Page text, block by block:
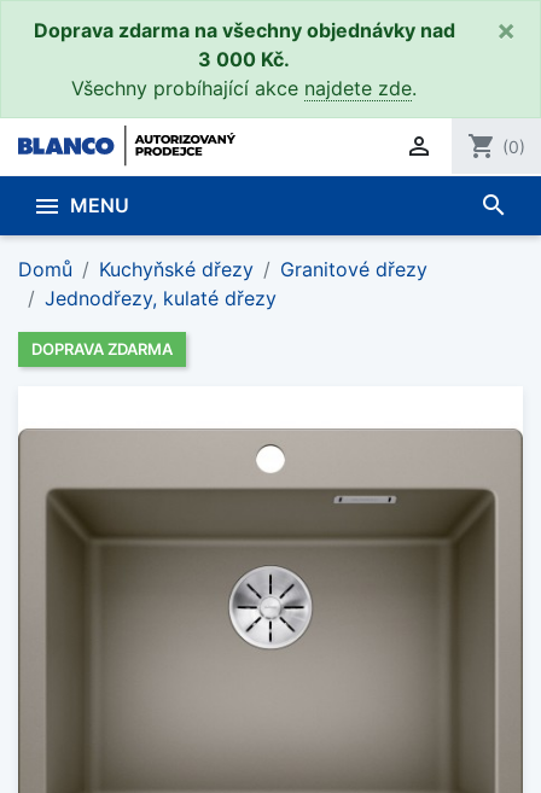
Doprava zdarma na všechny objednávky nad
3 000 Kč.
Všechny probíhající akce najdete zde.
×
 shopping_cart (0)
 MENU search
Domů Kuchyňské dřezy
Granitové dřezy
Jednodřezy, kulaté dřezy
DOPRAVA ZDARMA